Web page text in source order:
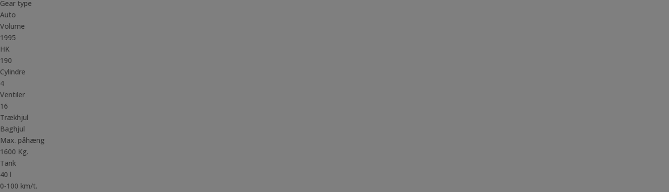
Gear type
Auto
Volume
1995
HK
190
Cylindre
4
Ventiler
16
Trækhjul
Baghjul
Max. påhæng
1600 Kg.
Tank
40 l
0-100 km/t.